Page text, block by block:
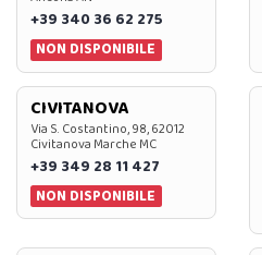
+39 340 36 62 275
NON DISPONIBILE
CIVITANOVA
Via S. Costantino, 98, 62012
Civitanova Marche MC
+39 349 28 11 427
NON DISPONIBILE